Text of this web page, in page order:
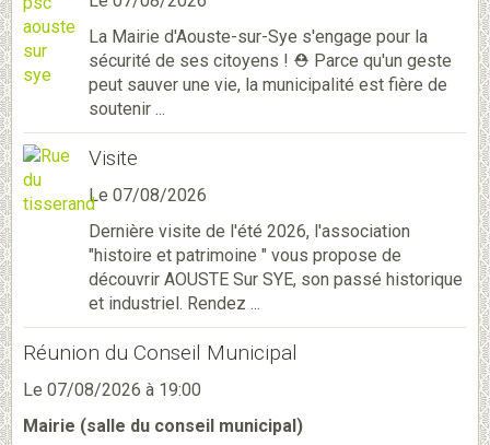
La Mairie d'Aouste-sur-Sye s'engage pour la
sécurité de ses citoyens ! ⛑️ Parce qu'un geste
peut sauver une vie, la municipalité est fière de
soutenir ...
Visite
Le 07/08/2026
Dernière visite de l'été 2026, l'association
"histoire et patrimoine " vous propose de
découvrir AOUSTE Sur SYE, son passé historique
et industriel. Rendez ...
Réunion du Conseil Municipal
Le 07/08/2026 à 19:00
Mairie (salle du conseil municipal)